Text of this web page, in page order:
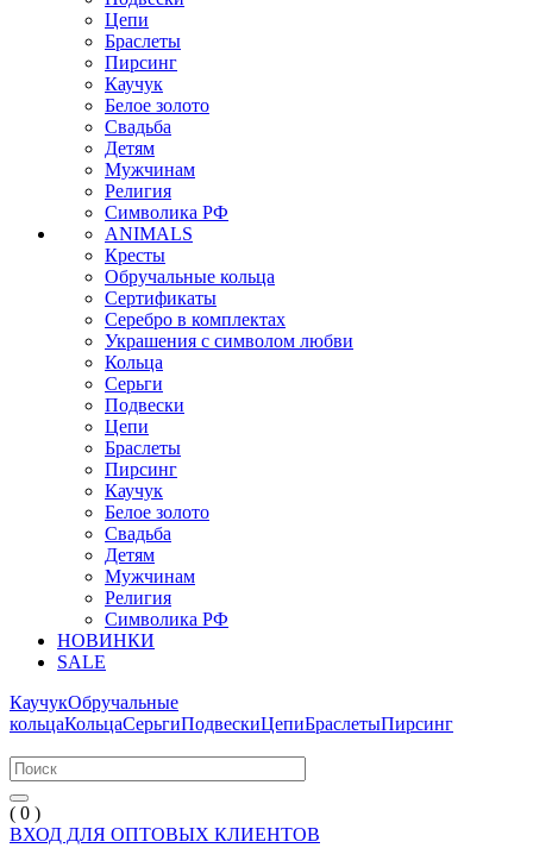
Цепи
Браслеты
Пирсинг
Каучук
Белое золото
Свадьба
Детям
Мужчинам
Религия
Символика РФ
ANIMALS
Кресты
Обручальные кольца
Сертификаты
Серебро в комплектах
Украшения с символом любви
Кольца
Серьги
Подвески
Цепи
Браслеты
Пирсинг
Каучук
Белое золото
Свадьба
Детям
Мужчинам
Религия
Символика РФ
НОВИНКИ
SALE
КаучукОбручальные
кольцаКольцаСерьгиПодвескиЦепиБраслетыПирсинг
( 0 )
ВХОД ДЛЯ ОПТОВЫХ КЛИЕНТОВ